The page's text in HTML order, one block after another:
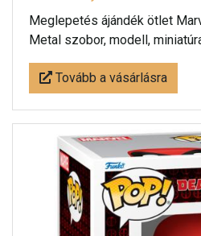
Meglepetés ájándék ötlet
Metal szobor, modell,
Tovább a vásárlásra